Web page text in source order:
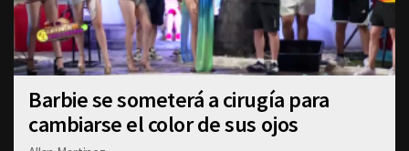
Barbie se someterá a cirugía para
cambiarse el color de sus ojos